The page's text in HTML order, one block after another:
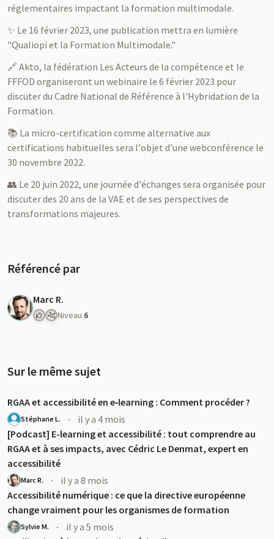
réglementaires impactant la formation multimodale.
✨ Le 16 février 2023, une publication mettra en lumière
"Qualiopi et la Formation Multimodale."
🔗 Akto, la fédération Les Acteurs de la compétence et le
FFFOD organiseront un webinaire le 6 février 2023 pour
discuter du Cadre National de Référence à l'Hybridation de la
Formation.
📚 La micro-certification comme alternative aux
certifications habituelles sera l'objet d'une webconférence le
30 novembre 2022.
👥 Le 20 juin 2022, une journée d'échanges sera organisée pour
discuter des 20 ans de la VAE et de ses perspectives de
transformations majeures.
Référencé par
Marc R.
Niveau 6
Sur le même sujet
RGAA et accessibilité en e‑learning : Comment procéder ?
Stéphane L. ·
il y a 4 mois
[Podcast] E-learning et accessibilité : tout comprendre au
RGAA et à ses impacts, avec Cédric Le Denmat, expert en
accessibilité
Marc R. ·
il y a 8 mois
Accessibilité numérique : ce que la directive européenne
change vraiment pour les organismes de formation
Sylvie M. ·
il y a 5 mois